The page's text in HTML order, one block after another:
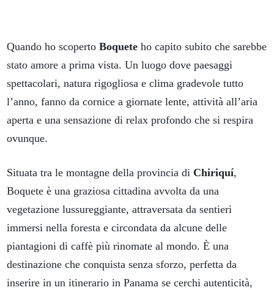
Quando ho scoperto Boquete ho capito subito che sarebbe
stato amore a prima vista. Un luogo dove paesaggi
spettacolari, natura rigogliosa e clima gradevole tutto
l’anno, fanno da cornice a giornate lente, attività all’aria
aperta e una sensazione di relax profondo che si respira
ovunque.
Situata tra le montagne della provincia di Chiriquí,
Boquete è una graziosa cittadina avvolta da una
vegetazione lussureggiante, attraversata da sentieri
immersi nella foresta e circondata da alcune delle
piantagioni di caffè più rinomate al mondo. È una
destinazione che conquista senza sforzo, perfetta da
inserire in un itinerario in Panama se cerchi autenticità,